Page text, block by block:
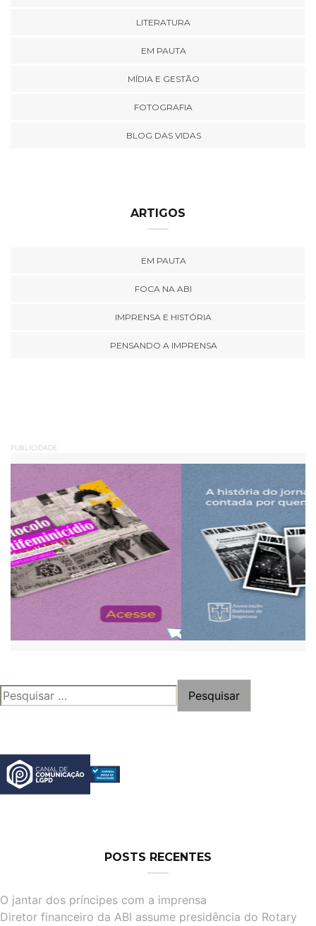
LITERATURA
EM PAUTA
MÍDIA E GESTÃO
FOTOGRAFIA
BLOG DAS VIDAS
ARTIGOS
EM PAUTA
FOCA NA ABI
IMPRENSA E HISTÓRIA
PENSANDO A IMPRENSA
PUBLICIDADE
PESQUISAR
POR:
POSTS RECENTES
O jantar dos príncipes com a imprensa
Diretor financeiro da ABI assume presidência do Rotary